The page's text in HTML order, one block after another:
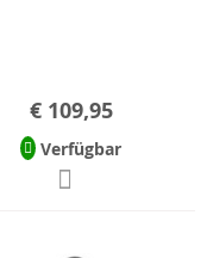
€ 109,95
Verfügbar